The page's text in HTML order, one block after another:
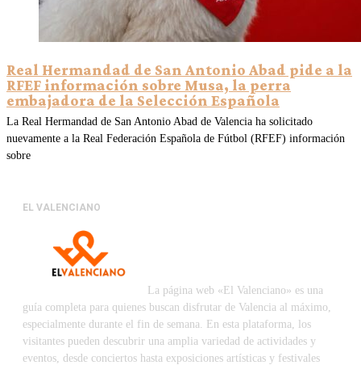
Real Hermandad de San Antonio Abad pide a la
RFEF información sobre Musa, la perra
embajadora de la Selección Española
La Real Hermandad de San Antonio Abad de Valencia ha solicitado
nuevamente a la Real Federación Española de Fútbol (RFEF) información
sobre
EL VALENCIANO
La página web «El Valenciano» es una
guía completa para quienes buscan disfrutar de Valencia al máximo,
especialmente durante el fin de semana. En esta plataforma, los
visitantes pueden descubrir una amplia variedad de actividades y
eventos, desde conciertos hasta exposiciones artísticas y festivales